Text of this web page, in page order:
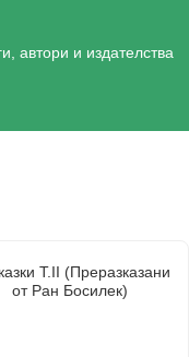
автори и издателства
Т.II (Преразказани
от Ран Босилек)